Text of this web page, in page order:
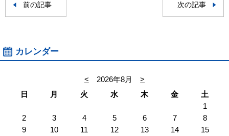
前の記事 次の記事
カレンダー
< 2026年8月
>
日
月 火 水 木 金
土
1
2
3 4 5 6 7
8
9
10 11 12 13 14
15